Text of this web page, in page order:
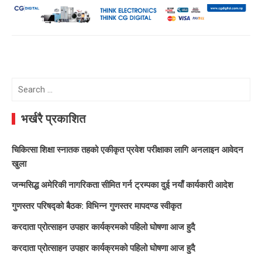
Search
भर्खरै प्रकाशित
चिकित्सा शिक्षा स्नातक तहको एकीकृत प्रवेश परीक्षाका लागि अनलाइन आवेदन
खुला
जन्मसिद्ध अमेरिकी नागरिकता सीमित गर्न ट्रम्पका दुई नयाँ कार्यकारी आदेश
गुणस्तर परिषद्को बैठक: विभिन्न गुणस्तर मापदण्ड स्वीकृत
करदाता प्रोत्साहन उपहार कार्यक्रमको पहिलो घोषणा आज हुदै
करदाता प्रोत्साहन उपहार कार्यक्रमको पहिलो घोषणा आज हुदै